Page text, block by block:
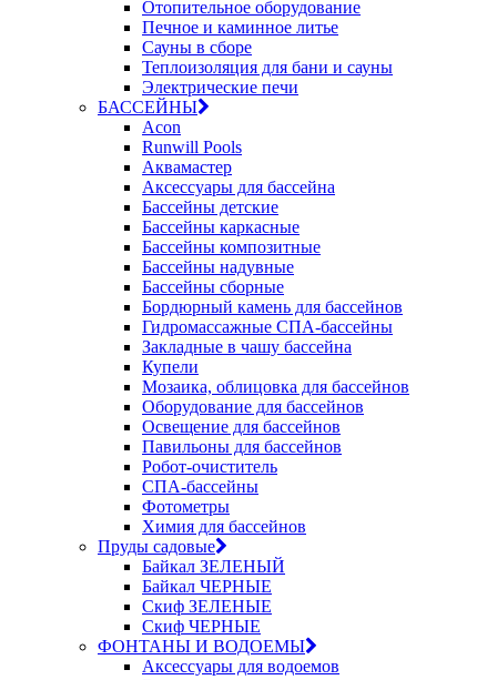
Отопительное оборудование
Печное и каминное литье
Сауны в сборе
Теплоизоляция для бани и сауны
Электрические печи
БАССЕЙНЫ
Acon
Runwill Pools
Аквамастер
Аксессуары для бассейна
Бассейны детские
Бассейны каркасные
Бассейны композитные
Бассейны надувные
Бассейны сборные
Бордюрный камень для бассейнов
Гидромассажные СПА-бассейны
Закладные в чашу бассейна
Купели
Мозаика, облицовка для бассейнов
Оборудование для бассейнов
Освещение для бассейнов
Павильоны для бассейнов
Робот-очиститель
СПА-бассейны
Фотометры
Химия для бассейнов
Пруды садовые
Байкал ЗЕЛЕНЫЙ
Байкал ЧЕРНЫЕ
Скиф ЗЕЛЕНЫЕ
Скиф ЧЕРНЫЕ
ФОНТАНЫ И ВОДОЕМЫ
Аксессуары для водоемов